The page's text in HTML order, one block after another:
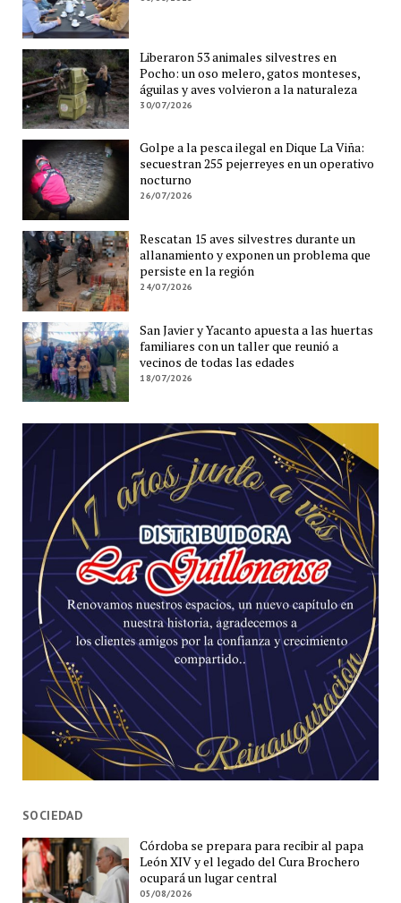
Liberaron 53 animales silvestres en
Pocho: un oso melero, gatos monteses,
águilas y aves volvieron a la naturaleza
30/07/2026
Golpe a la pesca ilegal en Dique La Viña:
secuestran 255 pejerreyes en un operativo
nocturno
26/07/2026
Rescatan 15 aves silvestres durante un
allanamiento y exponen un problema que
persiste en la región
24/07/2026
San Javier y Yacanto apuesta a las huertas
familiares con un taller que reunió a
vecinos de todas las edades
18/07/2026
SOCIEDAD
Córdoba se prepara para recibir al papa
León XIV y el legado del Cura Brochero
ocupará un lugar central
05/08/2026